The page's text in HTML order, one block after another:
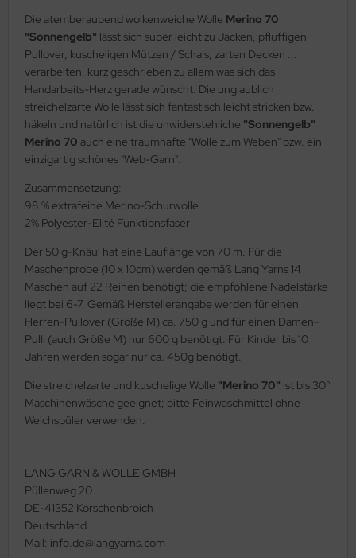
Die atemberaubend wolkenweiche Wolle Merino 70
"Sonnengelb" lässt sich super leicht zu Jacken, pfluffigen
Pullover, kuscheligen Mützen / Schals, zarten Decken ...
verarbeiten, kurz geschrieben zu allem was sich das
Handarbeits-Herz gerade wünscht. Die unglaublich
streichelzarte Wolle lässt sich fantastisch leicht stricken bzw.
häkeln und natürlich ist die unwiderstehliche "Sonnengelb"
Merino 70 auch eine traumhafte "Wolle zum Weben" bzw. ein
einzigartig schönes "Web-Garn".
Zusammensetzung:
98 % extrafeine Merino-Schurwolle
2% Polyester-Elité Funktionsfaser
Der 50 g-Knäul hat eine Lauflänge von 70 m. Für die
Maschenprobe (10 x 10cm) werden gemäß Lang Yarns 14
Maschen auf 22 Reihen benötigt; die empfohlene Nadelstärke
liegt bei 6-7. Gemäß Herstellerangabe werden für einen
Herren-Pullover (Größe M) ca. 750 g und für einen Damen-
Pulli (auch Größe M) nur 600 g benötigt. Für Kinder bis 10
Jahren werden sogar nur ca. 450g benötigt.
Die streichelzarte und kuschelige Wolle "Merino 70" ist bis 30°
Maschinenwäsche geeignet; bitte Feinwaschmittel ohne
Weichspüler verwenden.
LANG GARN & WOLLE GMBH
Püllenweg 20
DE-41352 Korschenbroich
Deutschland
Mail: info.de@langyarns.com